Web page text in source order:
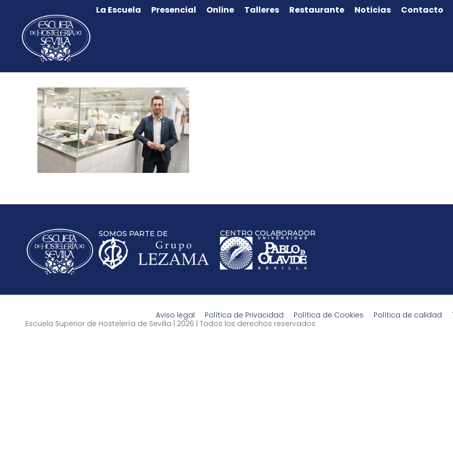
La Escuela Presencial Online Talleres Restaurante Noticias Contacto
SOMOS PARTE DE CENTRO COLABORADOR
Aviso legal Política de Privacidad Política de Cookies Política de calidad
Escuela Superior de Hostelería de Sevilla | 2026 | Todos los derechos reservados